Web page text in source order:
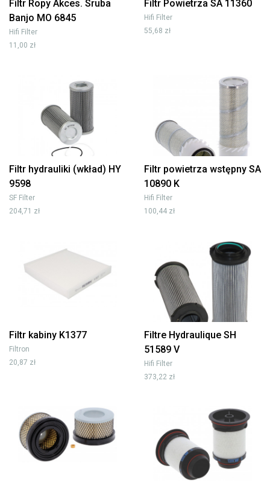
Filtr Ropy Akces. Sruba
Banjo MO 6845
Hifi Filter
11,00 zł
Filtr Powietrza SA 11360
Hifi Filter
55,68 zł
Filtr hydrauliki (wkład) HY
9598
SF Filter
204,71 zł
Filtr powietrza wstępny SA
10890 K
Hifi Filter
100,44 zł
Filtr kabiny K1377
Filtron
20,87 zł
Filtre Hydraulique SH
51589 V
Hifi Filter
373,22 zł